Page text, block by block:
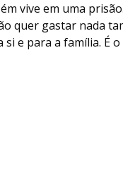
vive em uma
quer gastar nada
e para a família. É o